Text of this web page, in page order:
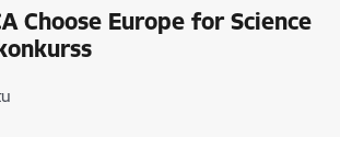
Choose Europe for Science